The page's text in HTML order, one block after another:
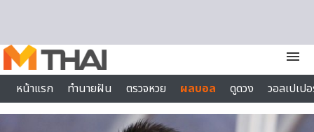
menu
หน้าแรก
ทำนายฝัน ตรวจหวย ผลบอล ดูดวง
วอลเปเป
ไลฟ์สไตล์